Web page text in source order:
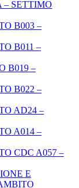
– SETTIMO
B003 –
B011 –
B019 –
B022 –
AD24 –
A014 –
CDC A057 –
E